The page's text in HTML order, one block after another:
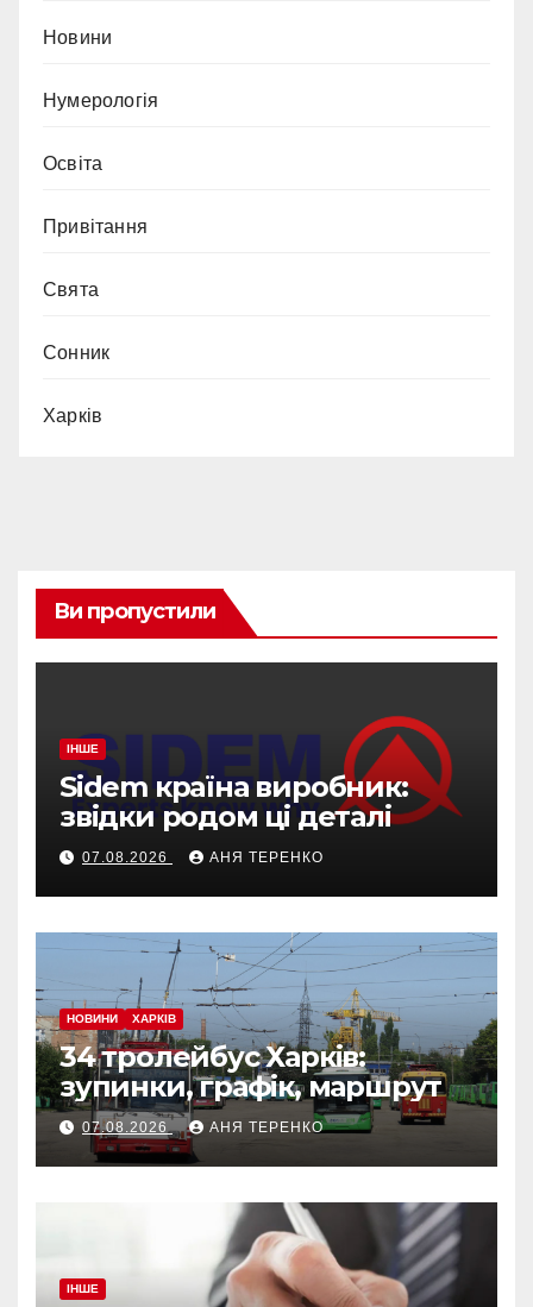
Новини
Нумерологія
Освіта
Привітання
Свята
Сонник
Харків
Ви пропустили
ІНШЕ
Sidem країна виробник:
звідки родом ці деталі
07.08.2026 АНЯ ТЕРЕНКО
НОВИНИ ХАРКІВ
34 тролейбус Харків:
зупинки, графік, маршрут
07.08.2026 АНЯ ТЕРЕНКО
ІНШЕ